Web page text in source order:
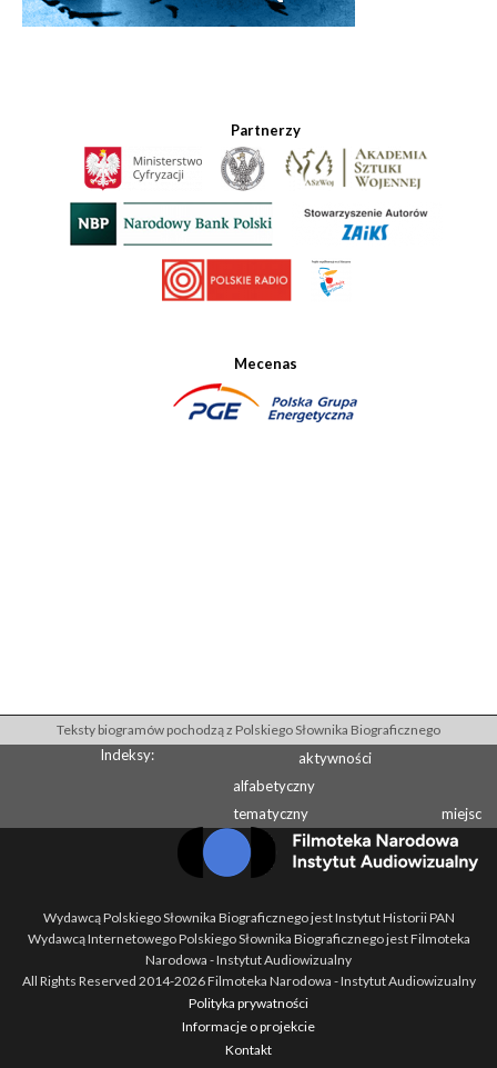
Partnerzy
Mecenas
Teksty biogramów pochodzą z Polskiego Słownika Biograficznego
Indeksy:
aktywności
alfabetyczny
tematyczny
miejsc
Wydawcą Polskiego Słownika Biograficznego jest Instytut Historii PAN
Wydawcą Internetowego Polskiego Słownika Biograficznego jest Filmoteka
Narodowa - Instytut Audiowizualny
All Rights Reserved 2014-2026Filmoteka Narodowa - Instytut Audiowizualny
Polityka prywatności
Informacje o projekcie
Kontakt